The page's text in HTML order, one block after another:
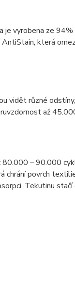
je vyrobena ze
která
vidět různé
až
– 90.000
chrání povrch
Tekutinu